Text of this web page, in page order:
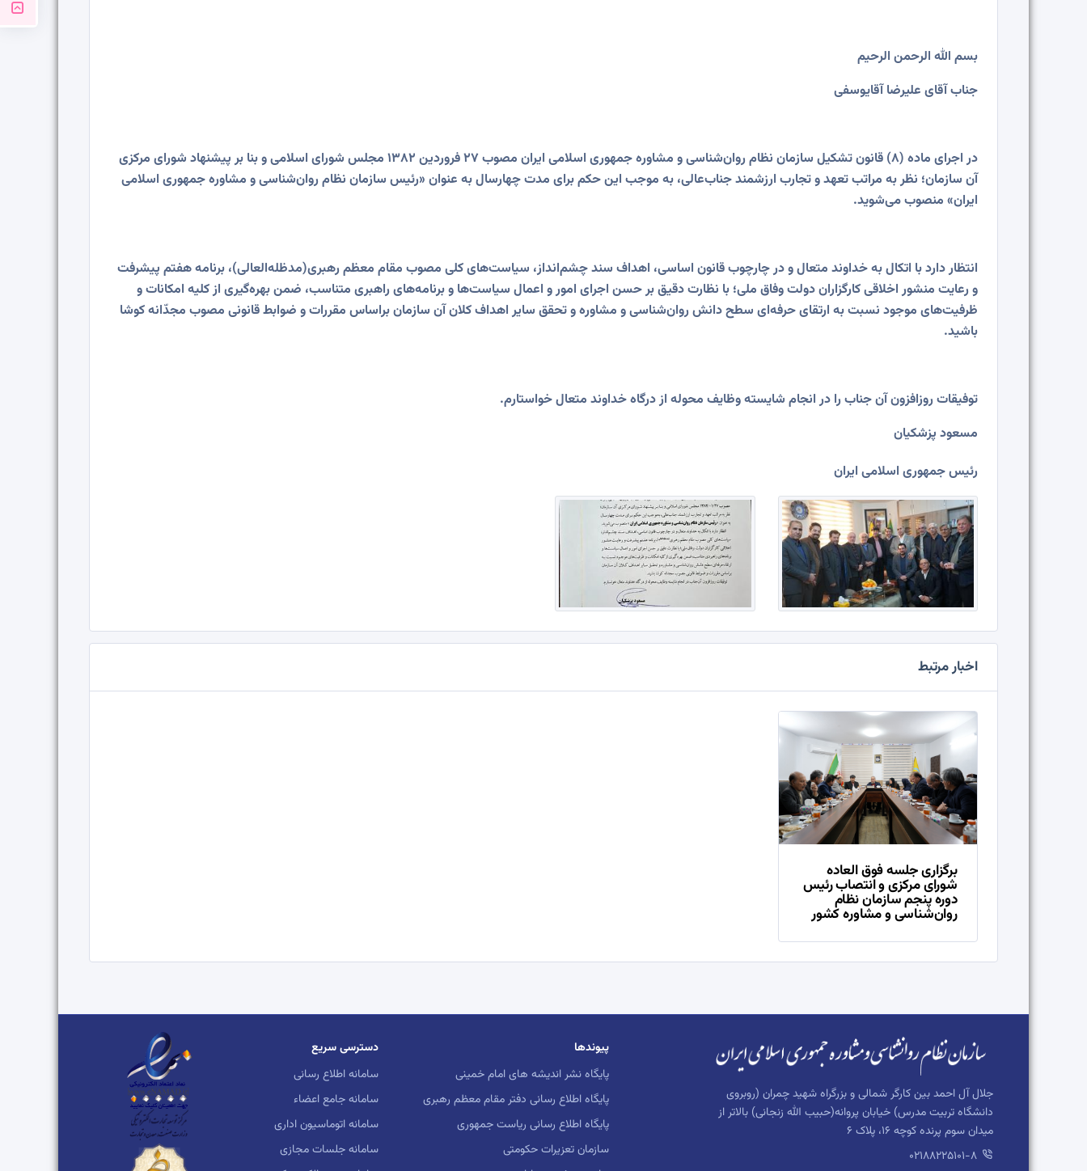
بسم الله الرحمن الرحیم
جناب آقای علیرضا آقایوسفی
در اجرای ماده (8) قانون تشکیل سازمان نظام روان‌شناسی و مشاوره جمهوری اسلامی ایران مصوب 27 فروردین 1382 مجلس شورای اسلامی و بنا بر پیشنهاد شورای مرکزی
آن سازمان؛ نظر به مراتب تعهد و تجارب ارزشمند جناب‌عالی، به موجب این حکم برای مدت چهارسال به عنوان «رئیس سازمان نظام روان‌شناسی و مشاوره جمهوری اسلامی
ایران» منصوب می‌شوید.
انتظار دارد با اتکال به خداوند متعال و در چارچوب قانون اساسی، اهداف سند چشم‌انداز، سیاست‌های کلی مصوب مقام معظم رهبری(مدظله‌العالی)، برنامه هفتم پیشرفت
و رعایت منشور اخلاقی کارگزاران دولت وفاق ملی؛ با نظارت دقیق بر حسن اجرای امور و اعمال سیاست‌ها و برنامه‌های راهبری متناسب، ضمن بهره‌گیری از کلیه امکانات و
ظرفیت‌های موجود نسبت به ارتقای حرفه‌ای سطح دانش روان‌شناسی و مشاوره و تحقق سایر اهداف کلان آن سازمان براساس مقررات و ضوابط قانونی مصوب مجدّانه کوشا
باشید.
توفیقات روزافزون آن جناب را در انجام شایسته وظایف محوله از درگاه خداوند متعال خواستارم.
مسعود پزشکیان
رئیس جمهوری اسلامی ایران
اخبار مرتبط
برگزاری جلسه فوق العاده
شورای مرکزی و انتصاب رئیس
دوره پنجم سازمان نظام
روان‌شناسی و مشاوره کشور
جلال آل احمد بین کارگر شمالی و بزرگراه شهید چمران (روبروی
دانشگاه تربیت مدرس) خیابان پروانه(حبیب الله زنجانی) بالاتر از
میدان سوم پرنده کوچه 16، پلاک 6
02188225101-8
پیوندها
پایگاه نشر اندیشه های امام خمینی
پایگاه اطلاع رسانی دفتر مقام معظم رهبری
پایگاه اطلاع رسانی ریاست جمهوری
سازمان تعزیرات حکومتی
دسترسی سریع
سامانه اطلاع رسانی
سامانه جامع اعضاء
سامانه اتوماسیون اداری
سامانه جلسات مجازی